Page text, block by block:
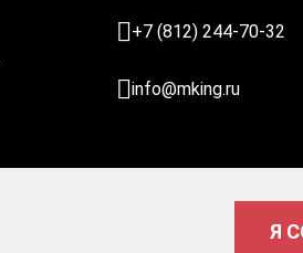
Я
+7 (812) 244-70-32
info@mking.ru